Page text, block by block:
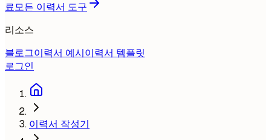
료모든 이력서 도구
리소스
블로그이력서 예시이력서 템플릿
로그인
이력서 작성기